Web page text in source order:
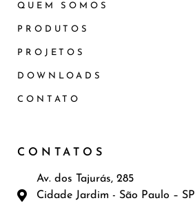
QUEM SOMOS
PRODUTOS
PROJETOS
DOWNLOADS
CONTATO
CONTATOS
Av. dos Tajurás, 285
Cidade Jardim - São Paulo – SP